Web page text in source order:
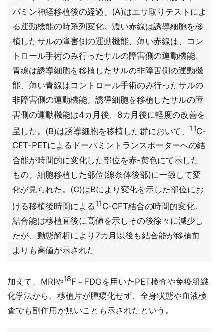
パミン神経移植後の経過。(A)はエサ取りテストによ
る運動機能の時系列変化。濃い赤線は誘導細胞を移
植したサルの障害側の運動機能、薄い赤線は、コン
トロール手術のみ行ったサルの障害側の運動機能、
青線は誘導細胞を移植したサルの非障害側の運動機
能、薄い青線はコントロール手術のみ行ったサルの
非障害側の運動機能。誘導細胞を移植したサルの障
害側の運動機能は4カ月後、8カ月後に軽度の改善を
呈した。(B)は誘導細胞を移植した群において、
11C-
CFT-PETによるドーパミントランスポーターへの結
合能が時間的に変化した部位を赤-黄色にて示した
もの。細胞移植した部位(線条体後部)に一致して変
化が見られた。(C)はBにより変化を示した部位にお
ける移植後時間による11C-CFT結合の時間的変化。
結合能は移植直後に高値を示しその後徐々に減少し
たが、動態解析により7カ月以後も結合能が移植前
よりも高値が示された
加えて、MRIや18F－FDGを用いたPET検査や免疫組織
化学法から、移植片が腫瘍化せず、全身状態や血液検
査でも副作用が無いことも示されたという。